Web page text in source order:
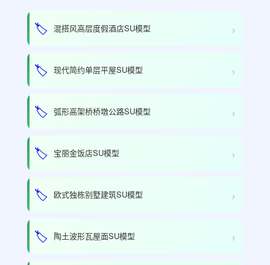
🏷️ 混搭风高层度假酒店SU模型 ›
🏷️ 现代简约单层平屋SU模型 ›
🏷️ 弧形高架桥桥墩公路SU模型 ›
🏷️ 宝丽金饭店SU模型 ›
🏷️ 欧式独栋别墅建筑SU模型 ›
🏷️ 陶土波形瓦屋面SU模型 ›